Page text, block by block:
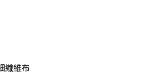
纖維布